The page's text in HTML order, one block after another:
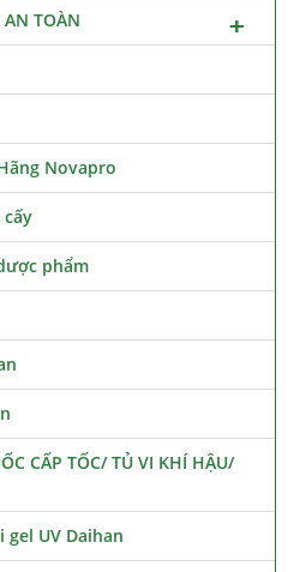
AN TOÀN
Novapro
phẩm
CẤP TỐC/ TỦ VI KHÍ HẬU/
gel UV Daihan